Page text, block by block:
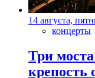
14 августа,
концерты
Три
крепость